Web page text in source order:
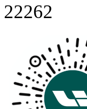
22262